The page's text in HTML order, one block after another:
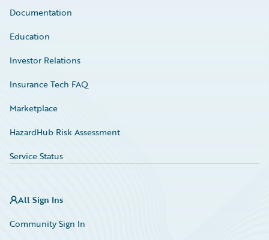
Documentation
Education
Investor Relations
Insurance Tech FAQ
Marketplace
HazardHub Risk Assessment
Service Status
All Sign Ins
Community Sign In